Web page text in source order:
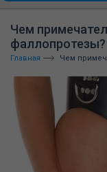
Чем
фаллопротезы?
Главная Чем